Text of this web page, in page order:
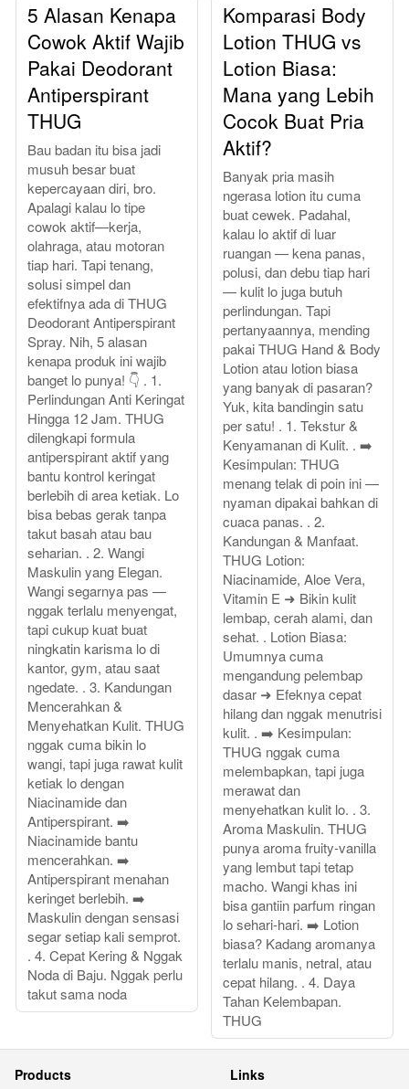
5 Alasan Kenapa
Cowok Aktif Wajib
Pakai Deodorant
Antiperspirant
THUG
Bau badan itu bisa jadi
musuh besar buat
kepercayaan diri, bro.
Apalagi kalau lo tipe
cowok aktif—kerja,
olahraga, atau motoran
tiap hari. Tapi tenang,
solusi simpel dan
efektifnya ada di THUG
Deodorant Antiperspirant
Spray. Nih, 5 alasan
kenapa produk ini wajib
banget lo punya! 👇 . 1.
Perlindungan Anti Keringat
Hingga 12 Jam. THUG
dilengkapi formula
antiperspirant aktif yang
bantu kontrol keringat
berlebih di area ketiak. Lo
bisa bebas gerak tanpa
takut basah atau bau
seharian. . 2. Wangi
Maskulin yang Elegan.
Wangi segarnya pas —
nggak terlalu menyengat,
tapi cukup kuat buat
ningkatin karisma lo di
kantor, gym, atau saat
ngedate. . 3. Kandungan
Mencerahkan &
Menyehatkan Kulit. THUG
nggak cuma bikin lo
wangi, tapi juga rawat kulit
ketiak lo dengan
Niacinamide dan
Antiperspirant. ➡️
Niacinamide bantu
mencerahkan. ➡️
Antiperspirant menahan
keringet berlebih. ➡️
Maskulin dengan sensasi
segar setiap kali semprot.
. 4. Cepat Kering & Nggak
Noda di Baju. Nggak perlu
takut sama noda
Komparasi Body
Lotion THUG vs
Lotion Biasa:
Mana yang Lebih
Cocok Buat Pria
Aktif?
Banyak pria masih
ngerasa lotion itu cuma
buat cewek. Padahal,
kalau lo aktif di luar
ruangan — kena panas,
polusi, dan debu tiap hari
— kulit lo juga butuh
perlindungan. Tapi
pertanyaannya, mending
pakai THUG Hand & Body
Lotion atau lotion biasa
yang banyak di pasaran?
Yuk, kita bandingin satu
per satu! . 1. Tekstur &
Kenyamanan di Kulit. . ➡️
Kesimpulan: THUG
menang telak di poin ini —
nyaman dipakai bahkan di
cuaca panas. . 2.
Kandungan & Manfaat.
THUG Lotion:
Niacinamide, Aloe Vera,
Vitamin E ➜ Bikin kulit
lembap, cerah alami, dan
sehat. . Lotion Biasa:
Umumnya cuma
mengandung pelembap
dasar ➜ Efeknya cepat
hilang dan nggak menutrisi
kulit. . ➡️ Kesimpulan:
THUG nggak cuma
melembapkan, tapi juga
merawat dan
menyehatkan kulit lo. . 3.
Aroma Maskulin. THUG
punya aroma fruity-vanilla
yang lembut tapi tetap
macho. Wangi khas ini
bisa gantiin parfum ringan
lo sehari-hari. ➡️ Lotion
biasa? Kadang aromanya
terlalu manis, netral, atau
cepat hilang. . 4. Daya
Tahan Kelembapan.
THUG
Products Links